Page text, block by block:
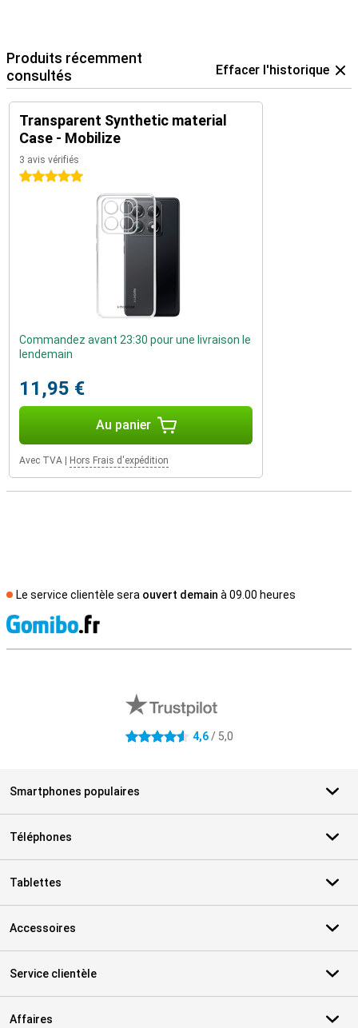
Produits récemment
consultés
Effacer l'historique
Transparent Synthetic material
Case - Mobilize
3 avis vérifiés
5 étoiles
Commandez avant 23:30 pour une livraison le
lendemain
11,95 €
Au panier
Avec TVA Hors Frais d'expédition
Le service clientèle sera ouvert demain à 09.00 heures
4.6 étoiles 4,6/ 5,0
Smartphones populaires
Téléphones
Tablettes
Accessoires
Service clientèle
Affaires